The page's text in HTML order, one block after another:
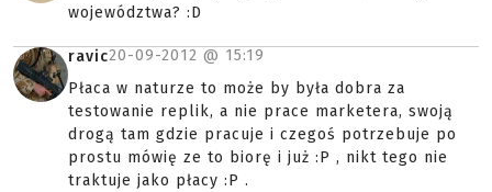
województwa? :D
ravic20-09-2012 @ 15:19
Płaca w naturze to może by była dobra za
testowanie replik, a nie prace marketera, swoją
drogą tam gdzie pracuje i czegoś potrzebuje po
prostu mówię ze to biorę i już :P , nikt tego nie
traktuje jako płacy :P .